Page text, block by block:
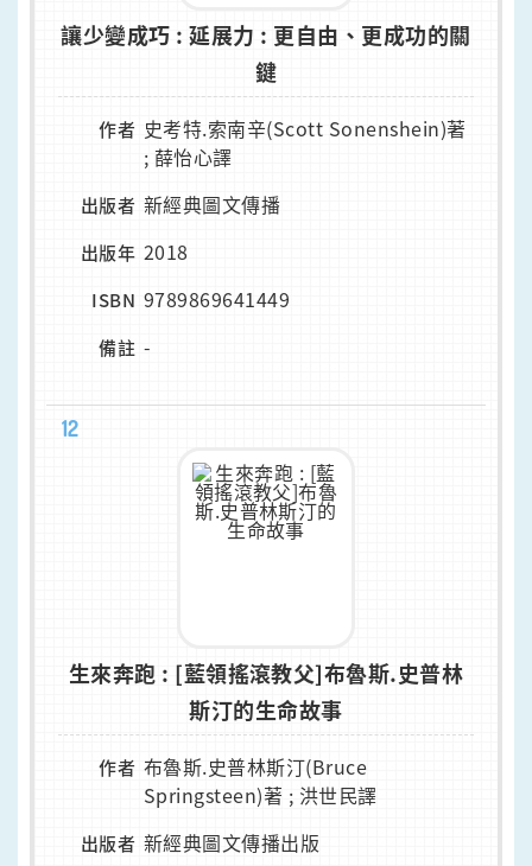
讓少變成巧 : 延展力 : 更自由、更成功的關
鍵
作者 史考特.索南辛(Scott Sonenshein)著
; 薛怡心譯
出版者 新經典圖文傳播
出版年 2018
ISBN 9789869641449
備註 -
12
生來奔跑 : [藍領搖滾教父]布魯斯.史普林
斯汀的生命故事
作者 布魯斯.史普林斯汀(Bruce
Springsteen)著 ; 洪世民譯
出版者 新經典圖文傳播出版